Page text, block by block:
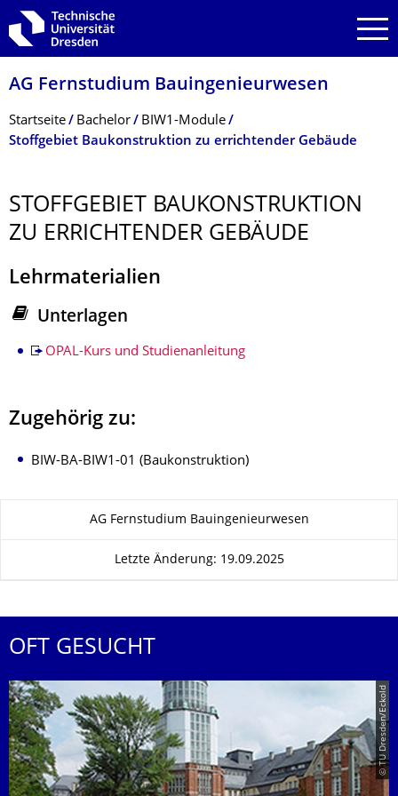
Zur Hauptnavigation springen
Zur Suche springen
Zum Inhalt springen
AG Fernstudium Bauingenieurwesen
Breadcrumb-Menü
Startseite Bachelor
BIW1-Module
Stoffgebiet Baukonstruktion zu errichtender Gebäude
STOFFGEBIET BAUKONSTRUKTION
ZU ERRICHTENDER GEBÄUDE
Lehrmaterialien
Unterlagen
Stoffgebiet
OPAL-Kurs und Studienanleitung
Zugehörig zu:
BIW-BA-BIW1-01 (Baukonstruktion)
Zu dieser SeiteAG Fernstudium Bauingenieurwesen
Letzte Änderung: 19.09.2025
OFT GESUCHT
© TU Dresden/Eckold